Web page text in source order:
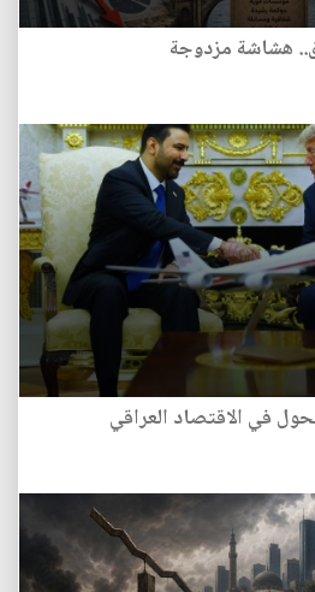
هشاشة مزدوجة
في الاقتصاد العراقي